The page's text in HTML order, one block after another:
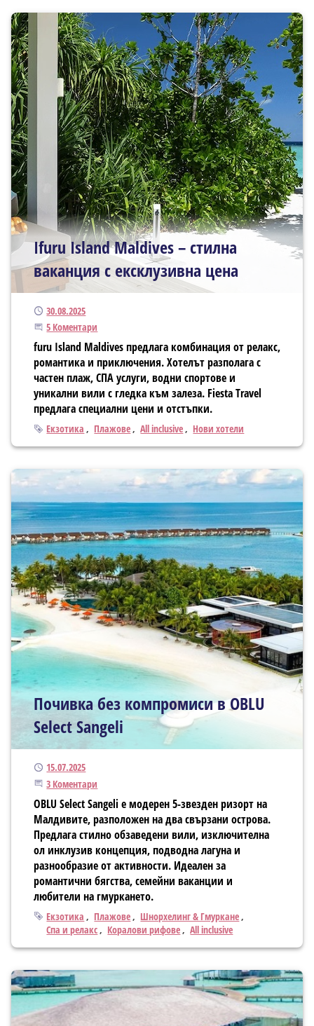
Ifuru Island Maldives – стилна
ваканция с ексклузивна цена
Публикуван
30.08.2025
Присъединете се към дискусията
5 Коментари
furu Island Maldives предлага комбинация от релакс,
романтика и приключения. Хотелът разполага с
частен плаж, СПА услуги, водни спортове и
уникални вили с гледка към залеза. Fiesta Travel
предлага специални цени и отстъпки.
Тагове
Екзотика Плажове All inclusive Нови хотели
Почивка без компромиси в OBLU
Select Sangeli
Публикуван
15.07.2025
Присъединете се към дискусията
3 Коментари
OBLU Select Sangeli е модерен 5-звезден ризорт на
Малдивите, разположен на два свързани острова.
Предлага стилно обзаведени вили, изключителна
ол инклузив концепция, подводна лагуна и
разнообразие от активности. Идеален за
романтични бягства, семейни ваканции и
любители на гмуркането.
Тагове
Екзотика Плажове
Шнорхелинг & Гмуркане
Спа и релакс
Коралови рифове All inclusive